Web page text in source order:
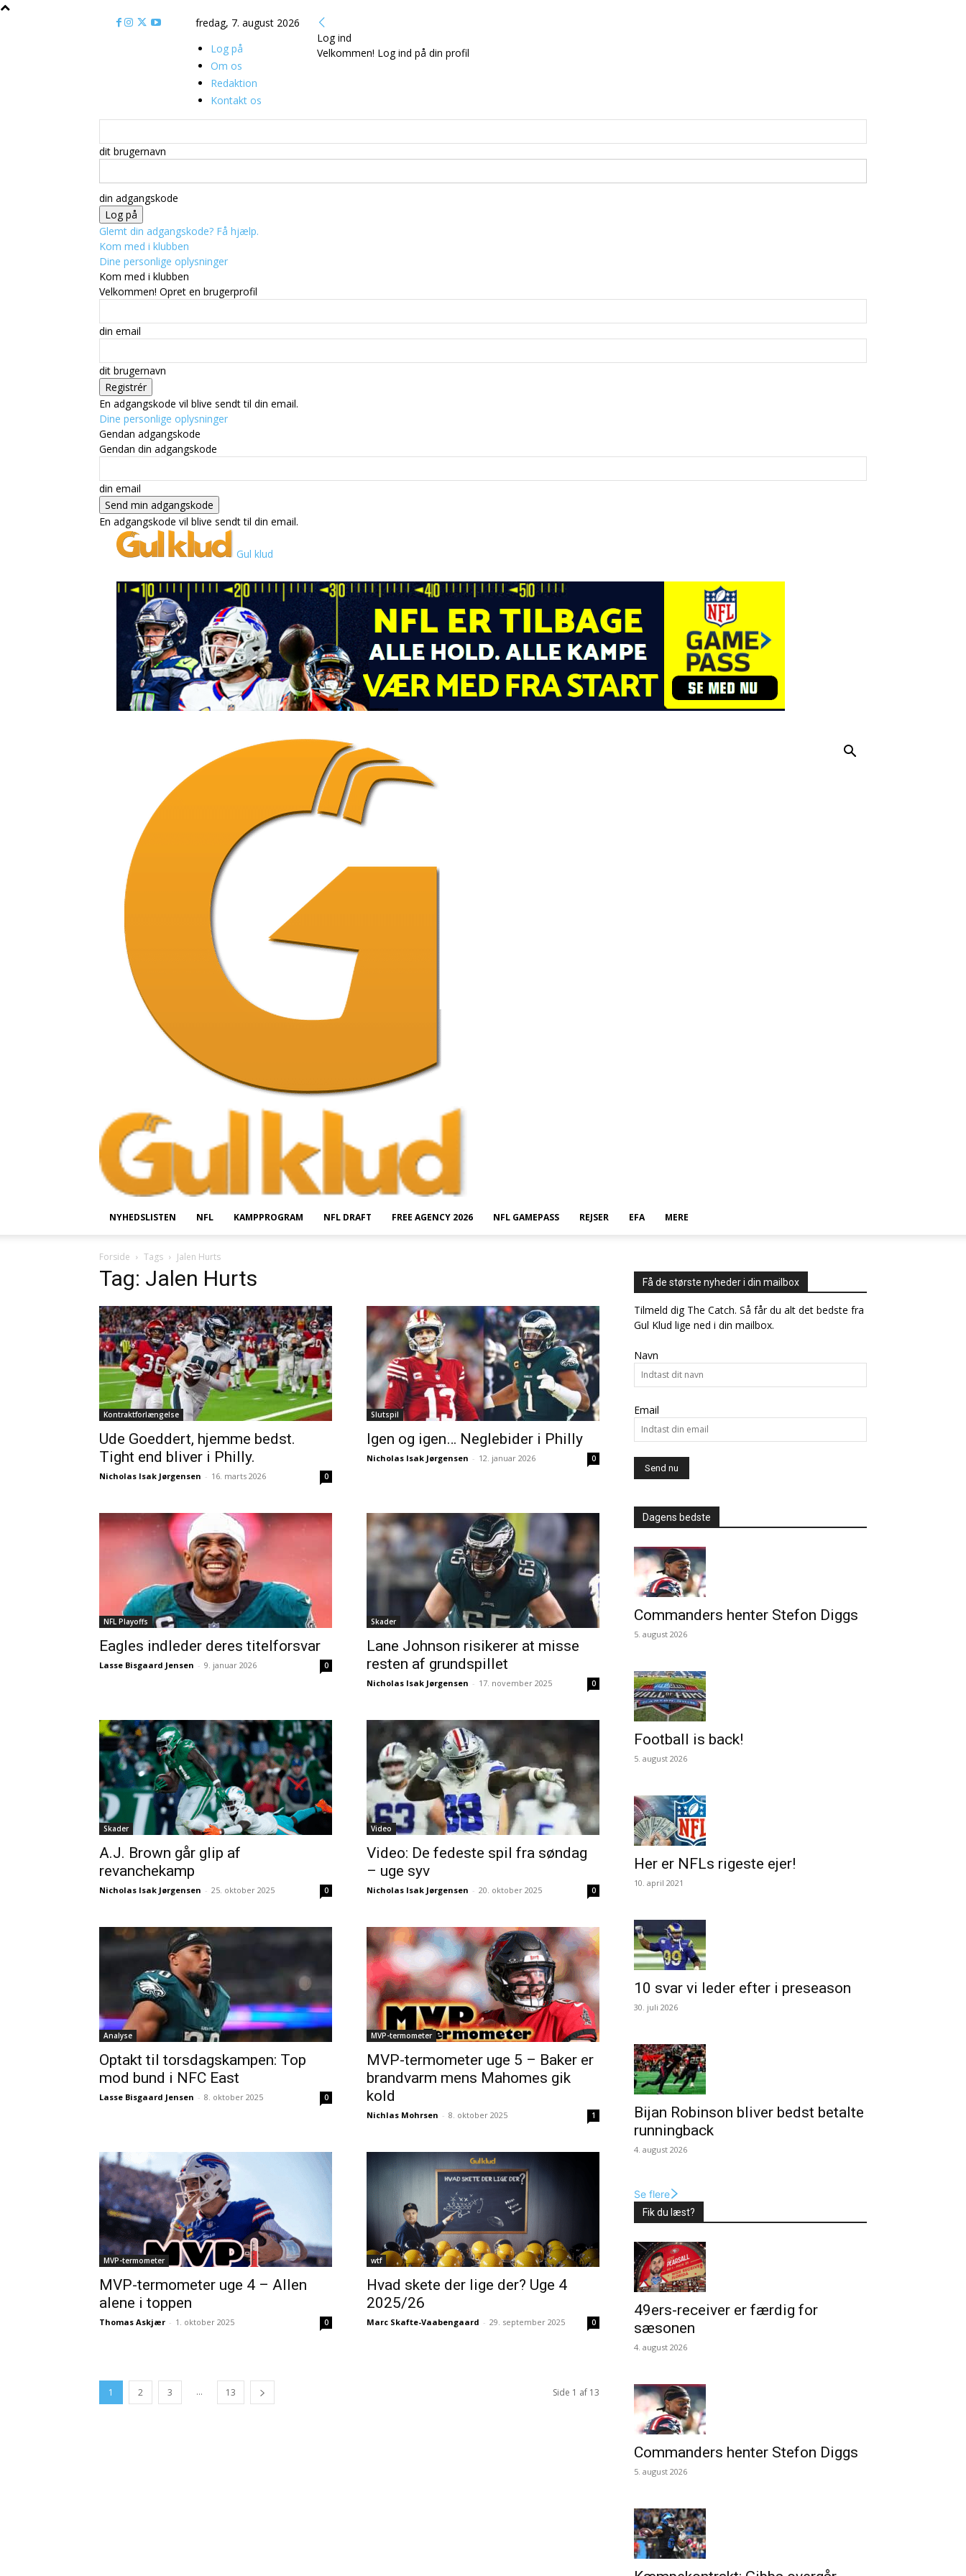
fredag, 7. august 2026
Log på
Om os
Redaktion
Kontakt os
Log ind
Velkommen! Log ind på din profil
dit brugernavn
din adgangskode
Glemt din adgangskode? Få hjælp.
Kom med i klubben
Dine personlige oplysninger
Kom med i klubben
Velkommen! Opret en brugerprofil
din email
dit brugernavn
En adgangskode vil blive sendt til din email.
Dine personlige oplysninger
Gendan adgangskode
Gendan din adgangskode
din email
En adgangskode vil blive sendt til din email.
Gul klud
NYHEDSLISTEN NFL KAMPPROGRAM NFL DRAFT FREE AGENCY 2026 NFL GAMEPASS REJSER EFA MERE
Forside Tags Jalen Hurts
Tag: Jalen Hurts
Kontraktforlængelse
Ude Goeddert, hjemme bedst.
Tight end bliver i Philly.
Nicholas Isak Jørgensen - 16. marts 2026 0
Slutspil
Igen og igen… Neglebider i Philly
Nicholas Isak Jørgensen - 12. januar 2026 0
NFL Playoffs
Eagles indleder deres titelforsvar
Lasse Bisgaard Jensen - 9. januar 2026 0
Skader
Lane Johnson risikerer at misse
resten af grundspillet
Nicholas Isak Jørgensen - 17. november 2025 0
Skader
A.J. Brown går glip af
revanchekamp
Nicholas Isak Jørgensen - 25. oktober 2025 0
Video
Video: De fedeste spil fra søndag
– uge syv
Nicholas Isak Jørgensen - 20. oktober 2025 0
Analyse
Optakt til torsdagskampen: Top
mod bund i NFC East
Lasse Bisgaard Jensen - 8. oktober 2025 0
MVP-termometer
MVP-termometer uge 5 – Baker er
brandvarm mens Mahomes gik
kold
Nichlas Mohrsen - 8. oktober 2025 1
MVP-termometer
MVP-termometer uge 4 – Allen
alene i toppen
Thomas Askjær - 1. oktober 2025 0
wtf
Hvad skete der lige der? Uge 4
2025/26
Marc Skafte-Vaabengaard - 29. september 2025 0
1 2 3 ... 13 Side 1 af 13
Få de største nyheder i din mailbox
Tilmeld dig The Catch. Så får du alt det bedste fra
Gul Klud lige ned i din mailbox.
Navn
Email
Dagens bedste
Commanders henter Stefon Diggs
5. august 2026
Football is back!
5. august 2026
Her er NFLs rigeste ejer!
10. april 2021
10 svar vi leder efter i preseason
30. juli 2026
Bijan Robinson bliver bedst betalte
runningback
4. august 2026
Se flere
Fik du læst?
49ers-receiver er færdig for
sæsonen
4. august 2026
Commanders henter Stefon Diggs
5. august 2026